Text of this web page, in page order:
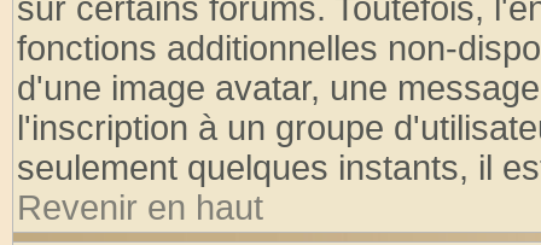
sur certains forums. Toutefois,
fonctions additionnelles non-
d'une image avatar, une
l'inscription à un groupe
seulement quelques instants, il
Revenir en haut